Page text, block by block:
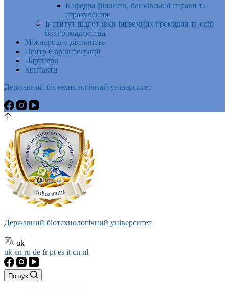
Кафедра фінансів, банківської справи та
страхування
Інститут підготовки іноземних громадян та осіб
без громадянства
Міжнародна діяльність
Центр Євроінтеграції
Партнери
Контакти
Державний біотехнологічний університет
Державний біотехнологічний університет
uk
uk en ru de frpt es it cn nl
Пошук